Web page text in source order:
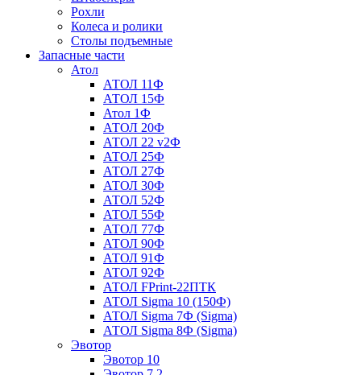
Рохли
Колеса и ролики
Столы подъемные
Запасные части
Атол
АТОЛ 11Ф
АТОЛ 15Ф
Атол 1Ф
АТОЛ 20Ф
АТОЛ 22 v2Ф
АТОЛ 25Ф
АТОЛ 27Ф
АТОЛ 30Ф
АТОЛ 52Ф
АТОЛ 55Ф
АТОЛ 77Ф
АТОЛ 90Ф
АТОЛ 91Ф
АТОЛ 92Ф
АТОЛ FPrint-22ПТК
АТОЛ Sigma 10 (150Ф)
АТОЛ Sigma 7Ф (Sigma)
АТОЛ Sigma 8Ф (Sigma)
Эвотор
Эвотор 10